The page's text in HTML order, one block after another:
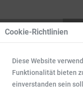
Cookie-Richtlinien
Diese Website
Funktionalität bieten
einverstanden sein